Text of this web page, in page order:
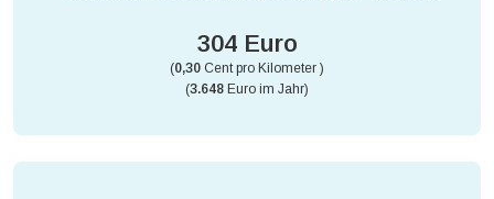
304 Euro
(0,30 Cent pro Kilometer )
(3.648 Euro im Jahr)